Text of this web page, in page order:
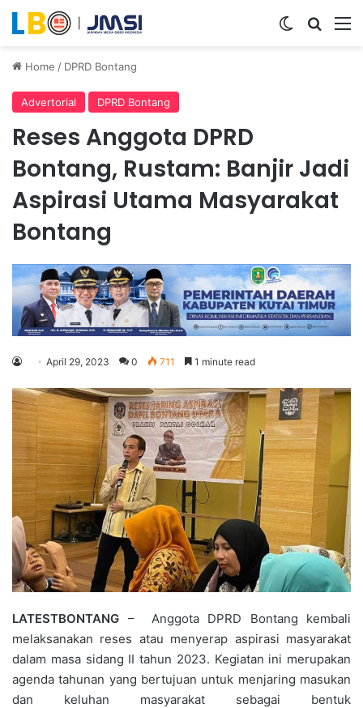
Switch skin
Home / DPRD Bontang
Advertorial DPRD Bontang
Reses Anggota DPRD
Bontang, Rustam: Banjir Jadi
Aspirasi Utama Masyarakat
Bontang
April 29, 2023 0 711 1 minute read
LATESTBONTANG – Anggota DPRD Bontang kembali
melaksanakan reses atau menyerap aspirasi masyarakat
dalam masa sidang II tahun 2023. Kegiatan ini merupakan
agenda tahunan yang bertujuan untuk menjaring masukan
dan keluhan masyarakat sebagai bentuk